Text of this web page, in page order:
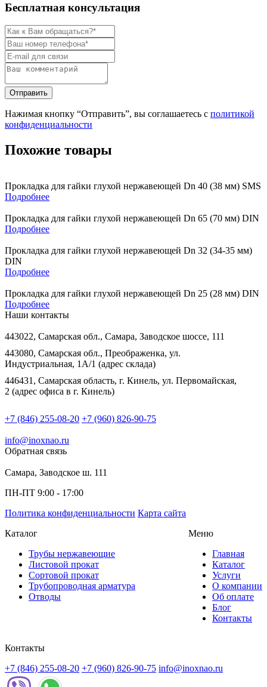
Бесплатная консультация
Нажимая кнопку “Отправить”, вы соглашаетесь с политикой
конфиденциальности
Похожие товары
Прокладка для гайки глухой нержавеющей Dn 40 (38 мм) SMS
Подробнее
Прокладка для гайки глухой нержавеющей Dn 65 (70 мм) DIN
Подробнее
Прокладка для гайки глухой нержавеющей Dn 32 (34-35 мм)
DIN
Подробнее
Прокладка для гайки глухой нержавеющей Dn 25 (28 мм) DIN
Подробнее
Наши контакты
443022, Самарская обл., Самара, Заводское шоссе, 111
443080, Самарская обл., Преображенка, ул.
Индустриальная, 1А/1 (адрес склада)
446431, Самарская область, г. Кинель, ул. Первомайская,
2 (адрес офиса в г. Кинель)
+7 (846) 255-08-20 +7 (960) 826-90-75
info@inoxnao.ru
Обратная связь
Самара, Заводское ш. 111
ПН-ПТ 9:00 - 17:00
Политика конфиденциальности Карта сайта
Каталог
Трубы нержавеющие
Листовой прокат
Сортовой прокат
Трубопроводная арматура
Отводы
Меню
Главная
Каталог
Услуги
О компании
Об оплате
Блог
Контакты
Контакты
+7 (846) 255-08-20 +7 (960) 826-90-75 info@inoxnao.ru